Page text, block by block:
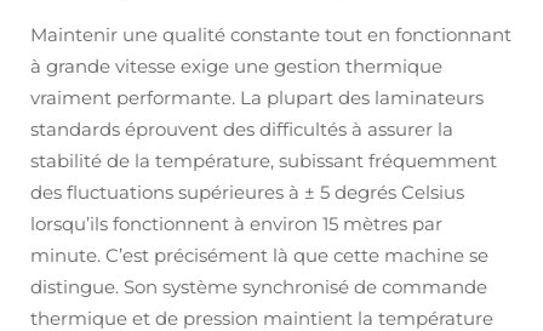
Maintenir une qualité constante tout en fonctionnant
à grande vitesse exige une gestion thermique
vraiment performante. La plupart des laminateurs
standards éprouvent des difficultés à assurer la
stabilité de la température, subissant fréquemment
des fluctuations supérieures à ± 5 degrés Celsius
lorsqu’ils fonctionnent à environ 15 mètres par
minute. C’est précisément là que cette machine se
distingue. Son système synchronisé de commande
thermique et de pression maintient la température